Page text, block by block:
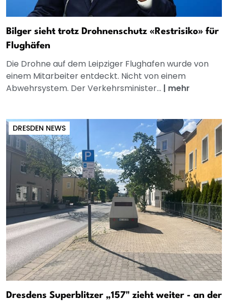
Bilger sieht trotz Drohnenschutz «Restrisiko» für
Flughäfen
Die Drohne auf dem Leipziger Flughafen wurde von
einem Mitarbeiter entdeckt. Nicht von einem
Abwehrsystem. Der Verkehrsminister... | mehr
DRESDEN NEWS
Dresdens Superblitzer „157" zieht weiter - an der